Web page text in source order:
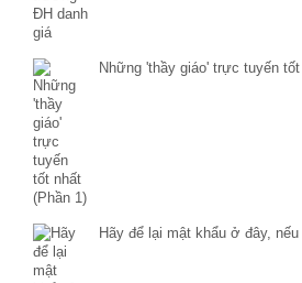
Những 'thầy giáo' trực tuyến
Hãy để lại mật khẩu ở đây, nếu